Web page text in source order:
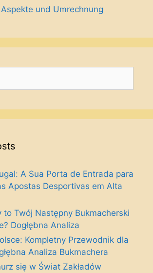
und Umrechnung
A Sua Porta de Entrada para
Apostas Desportivas em Alta
to Twój Następny Bukmacherski
Dogłębna Analiza
Kompletny Przewodnik dla
Analiza Bukmachera
się w Świat Zakładów